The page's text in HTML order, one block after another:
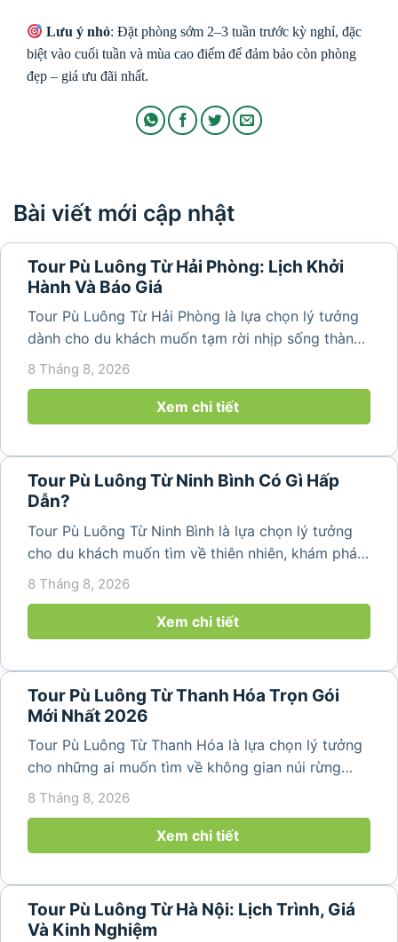
Lưu ý nhỏ: Đặt phòng sớm 2–3 tuần trước kỳ nghỉ, đặc
biệt vào cuối tuần và mùa cao điểm để đảm bảo còn phòng
đẹp – giá ưu đãi nhất.
Bài viết mới cập nhật
Tour Pù Luông Từ Hải Phòng: Lịch Khởi
Hành Và Báo Giá
Tour Pù Luông Từ Hải Phòng là lựa chọn lý tưởng
dành cho du khách muốn tạm rời nhịp sống thành
phố để tìm về không gian núi rừng trong lành,
thang đặc trưng. Từ...
8 Tháng 8, 2026
Xem chi tiết
Tour Pù Luông Từ Ninh Bình Có Gì Hấp
Dẫn?
Tour Pù Luông Từ Ninh Bình là lựa chọn lý tưởng
cho du khách muốn tìm về thiên nhiên, khám phá
bản làng và tận hưởng không gian nghỉ dưỡng yên
bình. Với lịch trình 2N1Đ hoặc 3N2Đ, hành trình có
8 Tháng 8, 2026
Xem chi tiết
Tour Pù Luông Từ Thanh Hóa Trọn Gói
Mới Nhất 2026
Tour Pù Luông Từ Thanh Hóa là lựa chọn lý tưởng
cho những ai muốn tìm về không gian núi rừng
trong lành, ruộng bậc thang xanh mướt và những
ngày. Không cần di chuyển...
8 Tháng 8, 2026
Xem chi tiết
Tour Pù Luông Từ Hà Nội: Lịch Trình, Giá
Và Kinh Nghiệm